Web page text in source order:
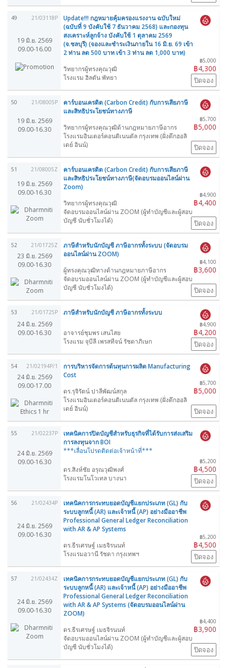
49 21/03118P
19 มิ.ย. 2569
09.00-16.00
Update!!! กฎหมายคุ้มครองแรงงาน ฉบับใหม่
(ฉบับที่ 9 บังคับใช้ 7 ธันวาคม 2568) และกองทุน
สงเคราะห์ลูกจ้าง บังคับใช้ 1 ตุลาคม 2569
(จ.ชลบุรี) (จองและชำระเงินภายใน 16 มิ.ย. 69 เข้า
2 ท่าน ลด 500 บาท เข้า 3 ท่าน ลด 1,000 บาท)
฿5,000
฿4,300
วิทยากรผู้ทรงคุณวุฒิ
โรงแรม ฮิลตัน พัทยา
ปิดจอง
50 21/08005P
19 มิ.ย. 2569
09.00-16.30
คาร์บอนเครดิต (Carbon Credit) กับการเสียภาษี
และสิทธิประโยชน์ทางภาษี
฿5,700
฿5,000
วิทยากรผู้ทรงคุณวุฒิด้านกฎหมายภาษีอากร
โรงแรมอินเตอร์คอนติเนนตัล กรุงเทพ (ฝั่งตึกฮอลิ
เดย์ อินน์)
ปิดจอง
51 21/08005Z
19 มิ.ย. 2569
09.00-16.30
คาร์บอนเครดิต (Carbon Credit) กับการเสียภาษี
และสิทธิประโยชน์ทางภาษี(จัดอบรมออนไลน์ผ่าน
Zoom)
฿4,900
฿4,400
วิทยากรผู้ทรงคุณวุฒิ
จัดอบรมออนไลน์ผ่าน ZOOM (ผู้ทำบัญชีและผู้สอบ
บัญชี นับชั่วโมงได้)
ปิดจอง
52 21/01725Z
23 มิ.ย. 2569
09.00-16.30
ภาษีสำหรับนักบัญชี ภาษีอากรทั้งระบบ (จัดอบรม
ออนไลน์ผ่าน ZOOM)
฿4,100
฿3,600
ผู้ทรงคุณวุฒิทางด้านกฎหมายภาษีอากร
จัดอบรมออนไลน์ผ่าน ZOOM (ผู้ทำบัญชีและผู้สอบ
บัญชี นับชั่วโมงได้)
ปิดจอง
53 21/01725P
24 มิ.ย. 2569
09.00-16.30
ภาษีสำหรับนักบัญชี ภาษีอากรทั้งระบบ
฿4,900
฿4,200
อาจารย์ชุมพร เสนไสย
โรงแรม จุบีลี เพรสทีจน์ รัชดาภิเษก
ปิดจอง
54 21/02194P/1
24 มิ.ย. 2569
09.00-17.00
การบริหารจัดการต้นทุนการผลิต Manufacturing
Cost
฿5,700
฿5,000
ดร.รุจิรัตน์ ปาลีพัฒน์สกุล
โรงแรมอินเตอร์คอนติเนนตัล กรุงเทพ (ฝั่งตึกฮอลิ
เดย์ อินน์)
ปิดจอง
55 21/02237P
24 มิ.ย. 2569
09.00-16.30
เทคนิคการปิดบัญชีสำหรับธุรกิจที่ได้รับการส่งเสริม
การลงทุนจาก BOI
***เลื่อนโปรดติดต่อเจ้าหน้าที่***
฿5,200
฿4,500
ดร.สิงห์ชัย อรุณวุฒิพงศ์
โรงแรมโนโวเทล บางนา
ปิดจอง
56 21/02434P
24 มิ.ย. 2569
09.00-16.30
เทคนิคการกระทบยอดบัญชีแยกประเภท (GL) กับ
ระบบลูกหนี้ (AR) และเจ้าหนี้ (AP) อย่างมืออาชีพ
Professional General Ledger Reconciliation
with AR & AP Systems
฿5,200
฿4,500
ดร.ธีรเศรษฐ์ เมธจิรนนท์
โรงแรมอวานี รัชดา กรุงเทพฯ
ปิดจอง
57 21/02434Z
24 มิ.ย. 2569
09.00-16.30
เทคนิคการกระทบยอดบัญชีแยกประเภท (GL) กับ
ระบบลูกหนี้ (AR) และเจ้าหนี้ (AP) อย่างมืออาชีพ
Professional General Ledger Reconciliation
with AR & AP Systems (จัดอบรมออนไลน์ผ่าน
ZOOM)
฿4,400
฿3,900
ดร.ธีรเศรษฐ์ เมธจิรนนท์
จัดอบรมออนไลน์ผ่าน ZOOM (ผู้ทำบัญชีและผู้สอบ
บัญชี นับชั่วโมงได้)
ปิดจอง